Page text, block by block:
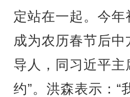
定站在一起。今
成为农历春节后
导人，同习近平主
约”。洪森表示：“